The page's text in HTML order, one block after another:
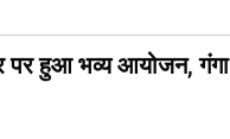
पर हुआ भव्य आयोजन, गंगा